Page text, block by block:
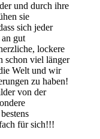
und durch ihre
sie
sich jeder
gut
lockere
schon viel länger
Welt und wir
zu haben!
von der
für sich!!!